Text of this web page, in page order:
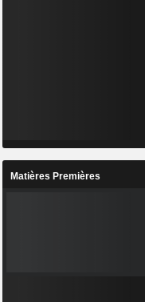
1,2 Md
Matières Premières